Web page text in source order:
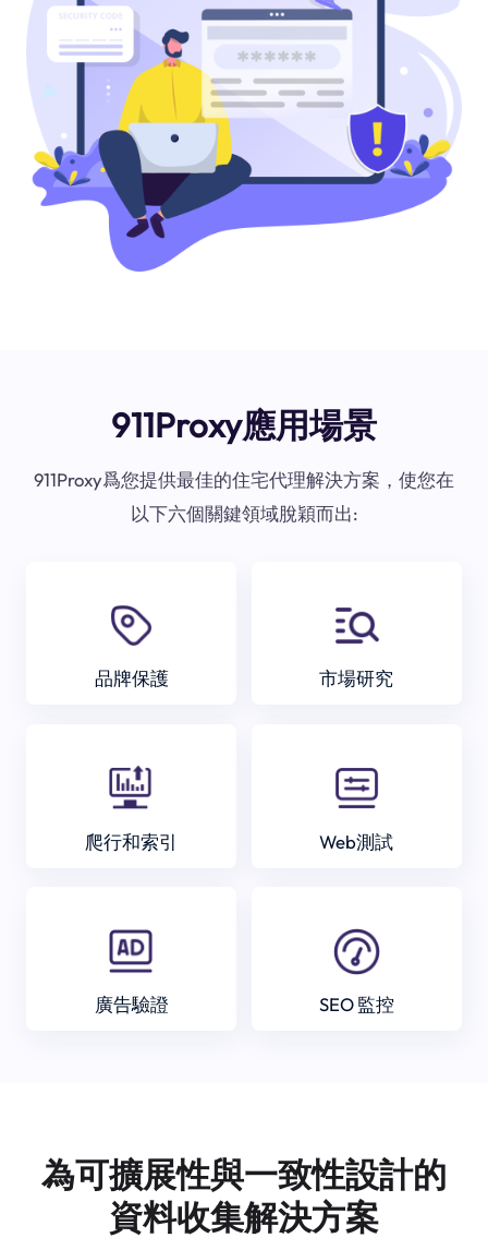
911Proxy應用場景
911Proxy爲您提供最佳的住宅代理解決方案，使您在
以下六個關鍵領域脫穎而出:
品牌保護 市場研究
爬行和索引 Web測試
廣告驗證 SEO 監控
為可擴展性與一致性設計的
資料收集解決方案